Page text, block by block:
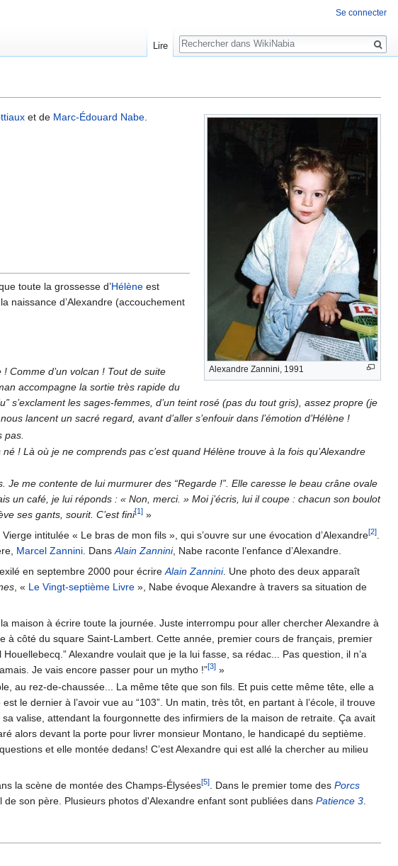
Alexandre Zannini, 1991
et de Marc-Édouard Nabe.
toute la grossesse d’Hélène est
naissance d’Alexandre (accouchement
Comme d’un volcan ! Tout de suite
accompagne la sortie très rapide du
s’exclament les sages-femmes, d’un teint rosé (pas du tout gris), assez propre (je
lancent un sacré regard, avant d’aller s’enfouir dans l’émotion d’Hélène !
pas.
! Là où je ne comprends pas c’est quand Hélène trouve à la fois qu’Alexandre
me contente de lui murmurer des “Regarde !”. Elle caresse le beau crâne ovale
un café, je lui réponds : « Non, merci. » Moi j’écris, lui il coupe : chacun son boulot
ses gants, sourit. C’est fini[1] »
intitulée « Le bras de mon fils », qui s’ouvre sur une évocation d’Alexandre[2].
Marcel Zannini. DansAlain Zannini, Nabe raconte l’enfance d’Alexandre.
en septembre 2000 pour écrireAlain Zannini. Une photo des deux apparaît
, « Le Vingt-septième Livre », Nabe évoque Alexandre à travers sa situation de
maison à écrire toute la journée. Juste interrompu pour aller chercher Alexandre à
à côté du square Saint-Lambert. Cette année, premier cours de français, premier
Alexandre voulait que je la lui fasse, sa rédac... Pas question, il n’a
Je vais encore passer pour un mytho !”[3] »
au rez-de-chaussée... La même tête que son fils. Et puis cette même tête, elle a
le dernier à l’avoir vue au “103”. Un matin, très tôt, en partant à l’école, il trouve
valise, attendant la fourgonnette des infirmiers de la maison de retraite. Ça avait
alors devant la porte pour livrer monsieur Montano, le handicapé du septième.
et elle montée dedans! C’est Alexandre qui est allé la chercher au milieu
la scène de montée des Champs-Élysées[5] . Dans le premier tome des Porcs
son père. Plusieurs photos d'Alexandre enfant sont publiées dans Patience 3
Se connecter
Lire
Rechercher